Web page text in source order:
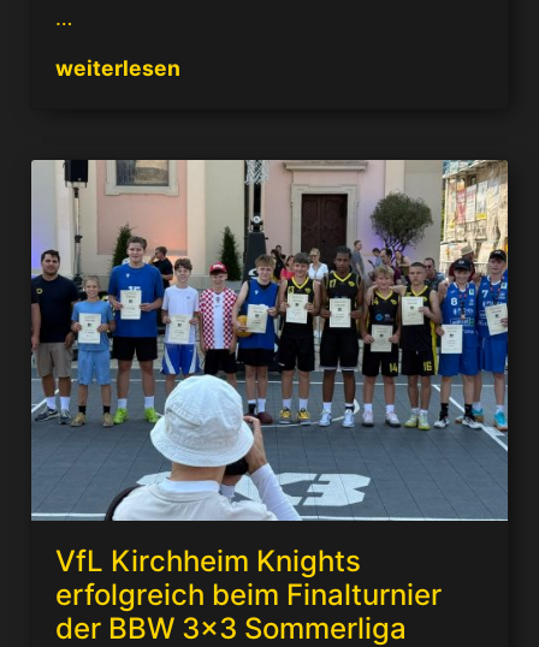
…
weiterlesen
VfL Kirchheim Knights
erfolgreich beim Finalturnier
der BBW 3×3 Sommerliga